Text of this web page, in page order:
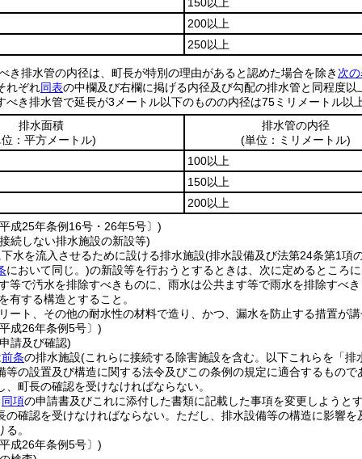
200以上
250以上
き排水管の内径は、町長が特別の理由があると認めた場合を除き 次
れぞれ同表の中欄及び右欄に掲げる内径及び勾配の排水管と同程度
べき排水管で延長が3メートル以下のものの内径は75ミリメートル以
排水面積
：平方メートル)
排水管の内径
(単位：ミリメートル)
100以上
150以上
200以上
成25年条例16号・26年5号〕)
続しない排水施設の新設等)
水を流入させるために設ける排水施設(排水設備及び法第24条第1項
において同じ。)の新設等を行おうとするときは、次に定めるところ
等で汚水を排除すべきものに、雨水は公共ます等で雨水を排除すべ
有する構造とすること。
ート、その他の耐水性の材料で造り、かつ、漏水を防止する措置が
成26年条例5号〕)
請及び確認)
前条の排水施設(これらに接続する除害施設を含む。以下これらを「排
等の設置及び構造に関する法令及びこの条例の規定に適合するもの
、町長の確認を受けなければならない。
同項の申請書及びこれに添付した書類に記載した事項を変更しよう
の確認を受けなければならない。 ただし、排水設備等の構造に影響
。
成26年条例5号〕)